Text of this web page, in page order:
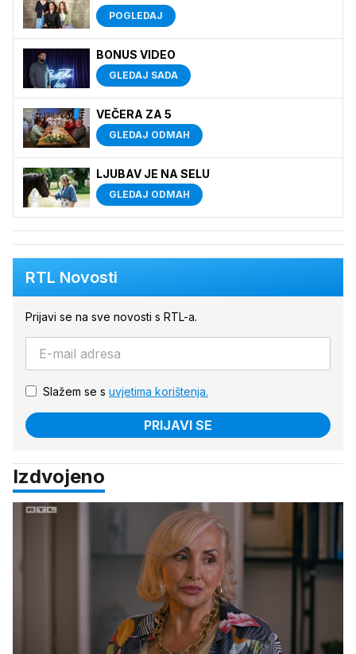
POGLEDAJ
BONUS VIDEO
GLEDAJ SADA
VEČERA ZA 5
GLEDAJ ODMAH
LJUBAV JE NA SELU
GLEDAJ ODMAH
RTL Novosti
Prijavi se na sve novosti s RTL-a.
Slažem se s uvjetima korištenja.
PRIJAVI SE
Izdvojeno